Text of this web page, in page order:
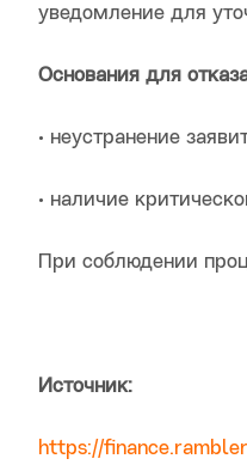
уведомление для
Основания для
• неустранение
• наличие
При соблюдении
Источник:
https://